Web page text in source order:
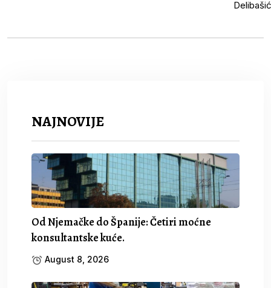
NAJNOVIJE
Od Njemačke do Španije: Četiri moćne
konsultantske kuće.
August 8, 2026